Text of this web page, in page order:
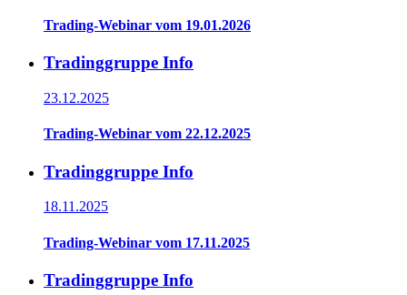
Trading-Webinar vom 19.01.2026
Tradinggruppe Info
23.12.2025
Trading-Webinar vom 22.12.2025
Tradinggruppe Info
18.11.2025
Trading-Webinar vom 17.11.2025
Tradinggruppe Info